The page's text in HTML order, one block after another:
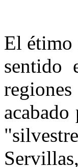
El étimo
sentido